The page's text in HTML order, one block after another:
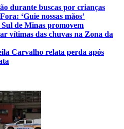
durante buscas por crianças
‘Guie nossas mãos’
de Minas promovem
vítimas das chuvas na Zona da
Carvalho relata perda após